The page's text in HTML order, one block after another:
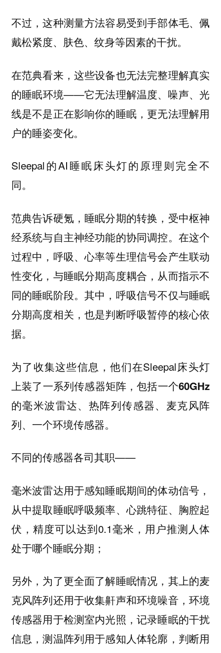
不过，这种测量方法容易受到手部体毛、佩
戴松紧度、肤色、纹身等因素的干扰。
在范典看来，这些设备也无法完整理解真实
的睡眠环境——它无法理解温度、噪声、光
线是不是正在影响你的睡眠，更无法理解用
户的睡姿变化。
Sleepal的AI睡眠床头灯的原理则完全不
同。
范典告诉硬氪，睡眠分期的转换，受中枢神
经系统与自主神经功能的协同调控。在这个
过程中，呼吸、心率等生理信号会产生联动
性变化，与睡眠分期高度耦合，从而指示不
同的睡眠阶段。其中，呼吸信号不仅与睡眠
分期高度相关，也是判断呼吸暂停的核心依
据。
为了收集这些信息，他们在Sleepal床头灯
上装了一系列传感器矩阵，包括一个60GHz
的毫米波雷达、热阵列传感器、麦克风阵
列、一个环境传感器。
不同的传感器各司其职——
毫米波雷达用于感知睡眠期间的体动信号，
从中提取睡眠呼吸频率、心跳特征、胸腔起
伏，精度可以达到0.1毫米，用户推测人体
处于哪个睡眠分期；
另外，为了更全面了解睡眠情况，其上的麦
克风阵列还用于收集鼾声和环境噪音，环境
传感器用于检测室内光照，记录睡眠的干扰
信息，测温阵列用于感知人体轮廓，判断用